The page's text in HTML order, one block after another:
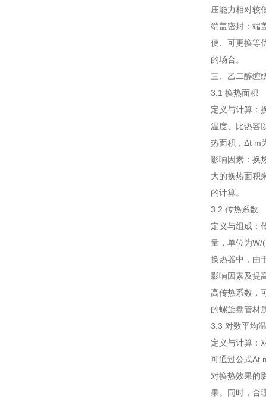
压能力相对较
端盖密封：端
便、可更换等
的场合。
三、乙二醇缠
3.1 换热面积
定义与计算：
温度、比热容
热面积，Δt m
影响因素：换
大的换热面积
的计算。
3.2 传热系数
定义与组成：
量，单位为W/
换热器中，由
影响因素及提
高传热系数，
的螺旋盘管材
3.3 对数平均
定义与计算：
可通过公式Δt
对换热效果的
果。同时，合